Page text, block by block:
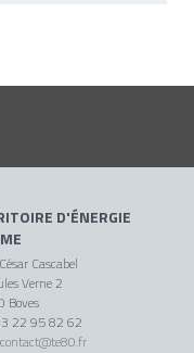
D'ÉNERGIE
Cascabel
Verne 2
Boves
22 95 82 62
contact@te80.fr